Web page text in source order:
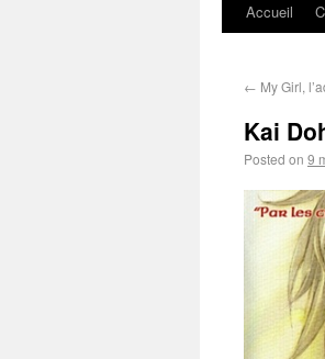
Accueil
← My Girl,
Kai
Posted on 9